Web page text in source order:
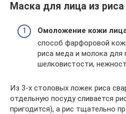
Маска для лица из
Омоложение кожи
способ фарфоровой
риса меда и молока для
шелковистости,
Из 3-х столовых ложек риса
отдельную посуду сливается
пригодится), а рис тщательно